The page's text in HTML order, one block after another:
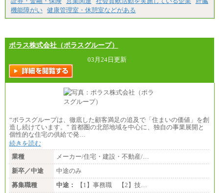
機能障がい 健康管理室・休憩室などがある
ポラス株式会社（ポラスグループ）
03月24日更新
“ポラスグループは、徹底した顧客満足の追及で「住まいの価値」を創
造し続けています。” 首都圏の北部地域を中心に、独自の事業展開と
個性的な住宅の供給で発…
続きを読む
業種
メーカー/住宅・建設・不動産/…
新卒／中途
中途のみ
募集職種
中途：
【1】事務職 【2】技…